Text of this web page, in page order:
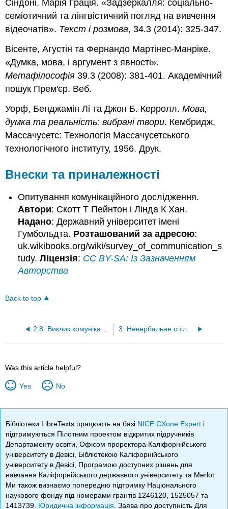
Сіндоні, Марія Грація. «Задзеркалля: соціально-
семіотичний та лінгвістичний погляд на вивчення
відеочатів». Текст і розмова, 34.3 (2014): 325-347.
Вісенте, Агустін та Фернандо Мартінес-Манріке.
«Думка, мова, і аргумент з явності».
Метафілософія 39.3 (2008): 381-401. Академічний
пошук Прем'єр. Веб.
Уорф, Бенджамін Лі та Джон Б. Керролл.Мова,
думка та реальність: вибрані твори. Кембридж,
Массачусетс: Технологія Массачусетського
технологічного інституту, 1956. Друк.
Внески та приналежності
Опитування комунікаційного дослідження.
Автори: Скотт Т Пейнтон і Лінда К Хан.
Надано: Державний університет імені
Гумбольдта. Розташований за адресою:
uk.wikibooks.org/wiki/survey_of_communication_s
tudy.Ліцензія: CC BY-SA: Із Зазначенням
Авторства
Back to top
3: Невербальне спілкування
Was this article helpful?
Yes No
Бібліотеки LibreTexts працюють на базі NICE CXone Expert і
підтримуються Пілотним проектом відкритих підручників
Департаменту освіти, Офісом проректора Каліфорнійського
університету в Девісі, Бібліотекою Каліфорнійського
університету в Девісі, Програмою доступних рішень для
навчання Каліфорнійського державного університету та Merlot.
Ми також визнаємо попередню підтримку Національного
наукового фонду під номерами грантів 1246120, 1525057 та
1413739. Юридична інформація . Заява про доступність Для